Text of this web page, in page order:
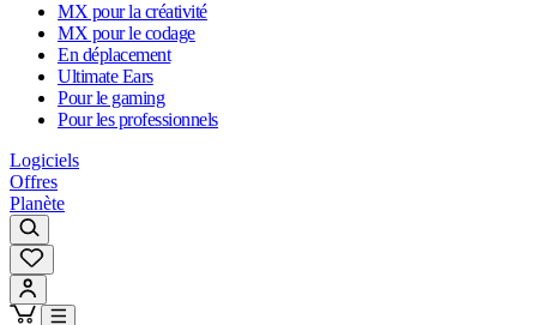
MX pour la créativité
MX pour le codage
En déplacement
Ultimate Ears
Pour le gaming
Pour les professionnels
Logiciels
Offres
Planète